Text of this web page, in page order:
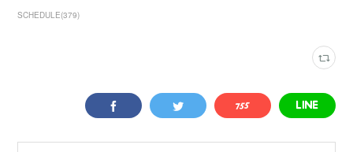
SCHEDULE(379)